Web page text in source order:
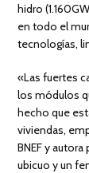
hidro
en todo el
tecnologías,
«Las fuertes
los módulos
hecho que
viviendas,
BNEF y
ubicuo y un